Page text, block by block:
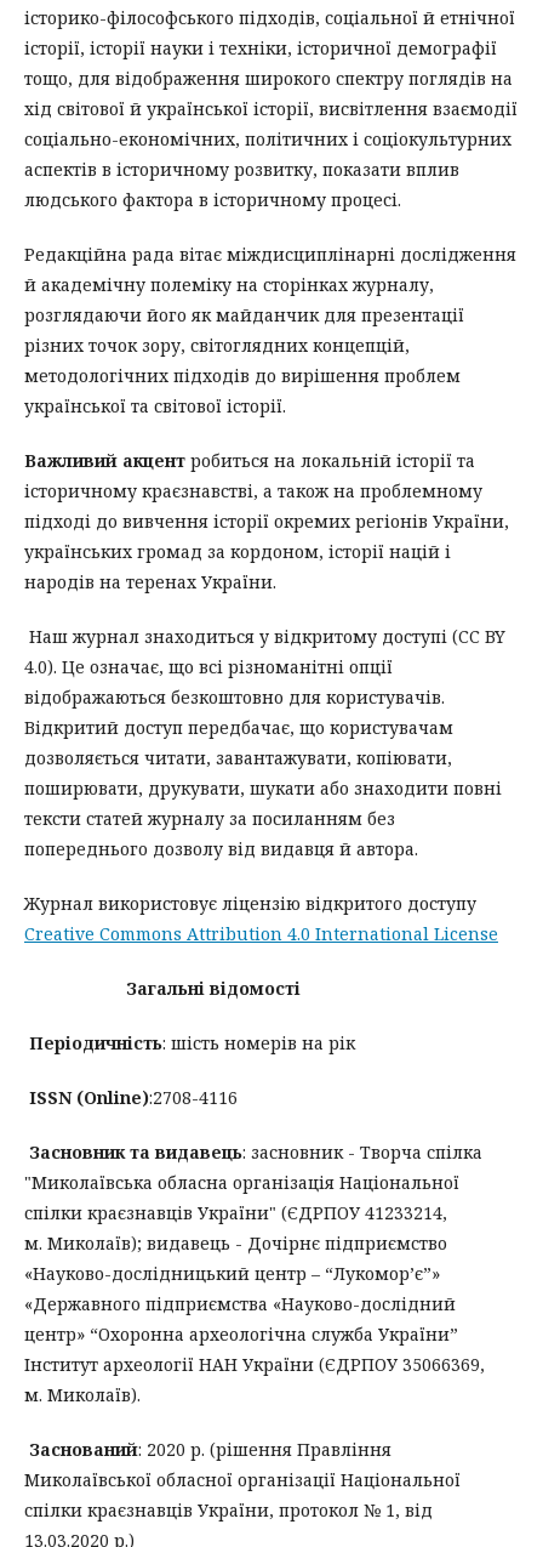
історико-філософського підходів, соціальної й етнічної
історії, історії науки і техніки, історичної демографії
тощо, для відображення широкого спектру поглядів на
хід світової й української історії, висвітлення взаємодії
соціально-економічних, політичних і соціокультурних
аспектів в історичному розвитку, показати вплив
людського фактора в історичному процесі.
Редакційна рада вітає міждисциплінарні дослідження
й академічну полеміку на сторінках журналу,
розглядаючи його як майданчик для презентації
різних точок зору, світоглядних концепцій,
методологічних підходів до вирішення проблем
української та світової історії.
Важливий акцент робиться на локальній історії та
історичному краєзнавстві, а також на проблемному
підході до вивчення історії окремих регіонів України,
українських громад за кордоном, історії націй і
народів на теренах України.
Наш журнал знаходиться у відкритому доступі (CC BY
4.0). Це означає, що всі різноманітні опції
відображаються безкоштовно для користувачів.
Відкритий доступ передбачає, що користувачам
дозволяється читати, завантажувати, копіювати,
поширювати, друкувати, шукати або знаходити повні
тексти статей журналу за посиланням без
попереднього дозволу від видавця й автора.
Журнал використовує ліцензію відкритого доступу
Creative Commons Attribution 4.0 International License
Загальні відомості
Періодичність: шість номерів на рік
ISSN (Online):2708-4116
Засновник та видавець: засновник - Творча спілка
"Миколаївська обласна організація Національної
спілки краєзнавців України" (ЄДРПОУ 41233214,
м. Миколаїв); видавець - Дочірнє підприємство
«Науково-дослідницький центр – “Лукомор’є”»
«Державного підприємства «Науково-дослідний
центр» “Охоронна археологічна служба України”
Інститут археології НАН України (ЄДРПОУ 35066369,
м. Миколаїв).
Заснований: 2020 р. (рішення Правління
Миколаївської обласної організації Національної
спілки краєзнавців України, протокол № 1, від
13.03.2020 р.)